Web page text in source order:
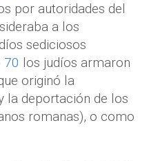
por autoridades del
a los
sediciosos
70 los judíos armaron
originó la
la deportación de los
romanas), o como